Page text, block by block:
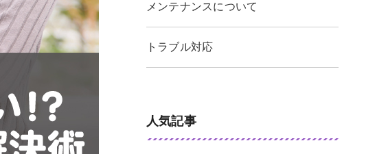
メンテナンスについて
トラブル対応
人気記事